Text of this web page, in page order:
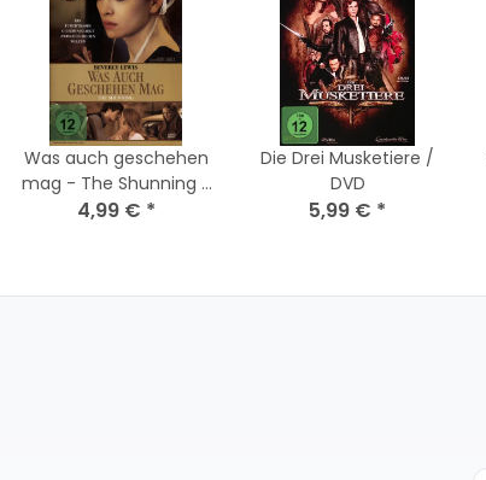
Was auch geschehen
mag - The Shunning /
DVD - Top Zustand
4,99 € *
Die Drei Musketiere /
DVD
5,99 € *